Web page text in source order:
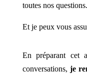
toutes nos questions.
Et je peux vous
En préparant cet
conversations, je